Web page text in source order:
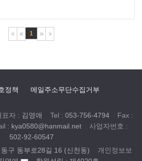
1
정책 메일주소무단수집거부
표자 : 김영애 Tel : 053-756-4794
Fax :
: kya0580@hanmail.net
사업자번호 :
502-92-60547
구 동부로28길 16 (신천동)
개인정보보